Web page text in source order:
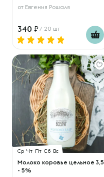
от Евгения Рошаля
340 / 20 шт
Ср Чт Пт Сб Вс
Молоко коровье цельное 3,5
- 5%